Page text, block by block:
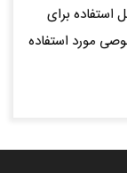
استفاده برای
مورد استفاده